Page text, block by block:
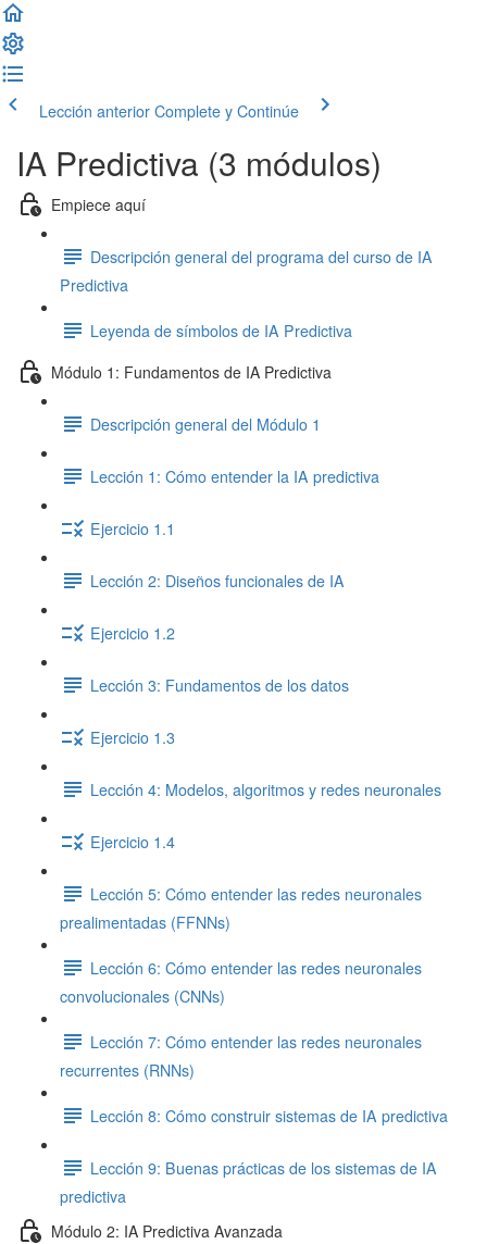
Lección anterior Complete y Continúe
IA Predictiva (3 módulos)
Empiece aquí
Descripción general del programa del curso de IA
Predictiva
Leyenda de símbolos de IA Predictiva
Módulo 1: Fundamentos de IA Predictiva
Descripción general del Módulo 1
Lección 1: Cómo entender la IA predictiva
Ejercicio 1.1
Lección 2: Diseños funcionales de IA
Ejercicio 1.2
Lección 3: Fundamentos de los datos
Ejercicio 1.3
Lección 4: Modelos, algoritmos y redes neuronales
Ejercicio 1.4
Lección 5: Cómo entender las redes neuronales
prealimentadas (FFNNs)
Lección 6: Cómo entender las redes neuronales
convolucionales (CNNs)
Lección 7: Cómo entender las redes neuronales
recurrentes (RNNs)
Lección 8: Cómo construir sistemas de IA predictiva
Lección 9: Buenas prácticas de los sistemas de IA
predictiva
Módulo 2: IA Predictiva Avanzada